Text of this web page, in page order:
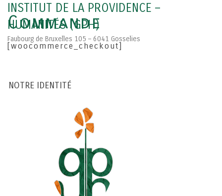
INSTITUT DE LA PROVIDENCE –
HUMANITÉS (GPH)
Faubourg de Bruxelles 105 – 6041 Gosselies
Commande
[woocommerce_checkout]
NOTRE IDENTITÉ